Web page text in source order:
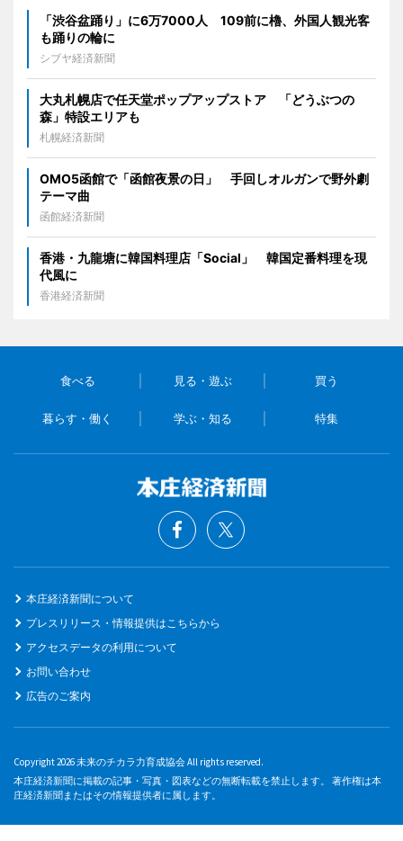
「渋谷盆踊り」に6万7000人 109前に櫓、外国人観光客
も踊りの輪に
シブヤ経済新聞
大丸札幌店で任天堂ポップアップストア 「どうぶつの
森」特設エリアも
札幌経済新聞
OMO5函館で「函館夜景の日」 手回しオルガンで野外劇
テーマ曲
函館経済新聞
香港・九龍塘に韓国料理店「Social」 韓国定番料理を現
代風に
香港経済新聞
食べる 見る・遊ぶ 買う
暮らす・働く 学ぶ・知る 特集
本庄経済新聞について
プレスリリース・情報提供はこちらから
アクセスデータの利用について
お問い合わせ
広告のご案内
Copyright 2026 未来のチカラ力育成協会 All rights reserved.
本庄経済新聞に掲載の記事・写真・図表などの無断転載を禁止します。 著作権は本
庄経済新聞またはその情報提供者に属します。